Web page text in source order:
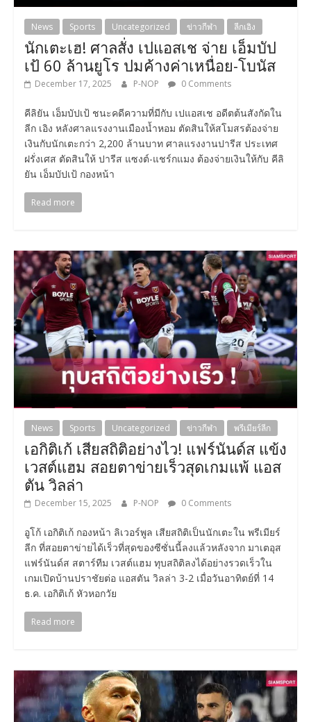
News Sports Uncategorized ข่าวกีฬา ลีกเอิง
นักเตะเฮ! ศาลสั่ง เปแอสเช จ่าย เอ็มบัป
เป้ 60 ล้านยูโร ปมค้างค่าเหนื่อย-โบนัส
December 17, 2025 P-NOP 0 Comments
คีลิยัน เอ็มบัปเป้ ชนะคดีความที่มีกับ เปแอสเช อดีตต้นสังกัดใน
ลีก เอิง หลังศาลแรงงานเมืองน้ำหอม ตัดสินให้สโมสรต้องจ่าย
เงินกับนักเตะกว่า 2,200 ล้านบาท ศาลแรงงานปารีส ประเทศ
ฝรั่งเศส ตัดสินให้ ปารีส แซงต์-แชร์กแมง ต้องจ่ายเงินให้กับ คีลิ
ยัน เอ็มบัปเป้ กองหน้า
Read more
News Sports Uncategorized ข่าวกีฬา พรีเมียร์ลีก
เอกิติเก้ เสียสถิติอย่างไว! แฟร์นันด์ส แข้ง
เวสต์แฮม สอยตาข่ายเร็วสุดเกมแพ้ แอส
ตัน วิลล่า
December 15, 2025 P-NOP 0 Comments
อูโก้ เอกิติเก้ กองหน้า ลิเวอร์พูล เสียสถิติเป็นนักเตะใน พรีเมียร์
ลีก ที่สอยตาข่ายได้เร็วที่สุดของซีซั่นนี้ลงแล้วหลังจาก มาเตอุส
แฟร์นันด์ส สตาร์ทีม เวสต์แฮม ทุบสถิติลงได้อย่างรวดเร็วใน
เกมเปิดบ้านปราชัยต่อ แอสตัน วิลล่า 3-2 เมื่อวันอาทิตย์ที่ 14
ธ.ค. เอกิติเก้ หัวหอกวัย
Read more